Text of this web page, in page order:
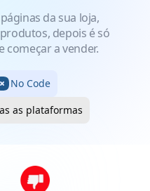
da sua loja,
depois é só
começar a vender.
No Code
as plataformas